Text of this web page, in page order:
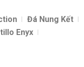
Đá Nung Kết
Enyx